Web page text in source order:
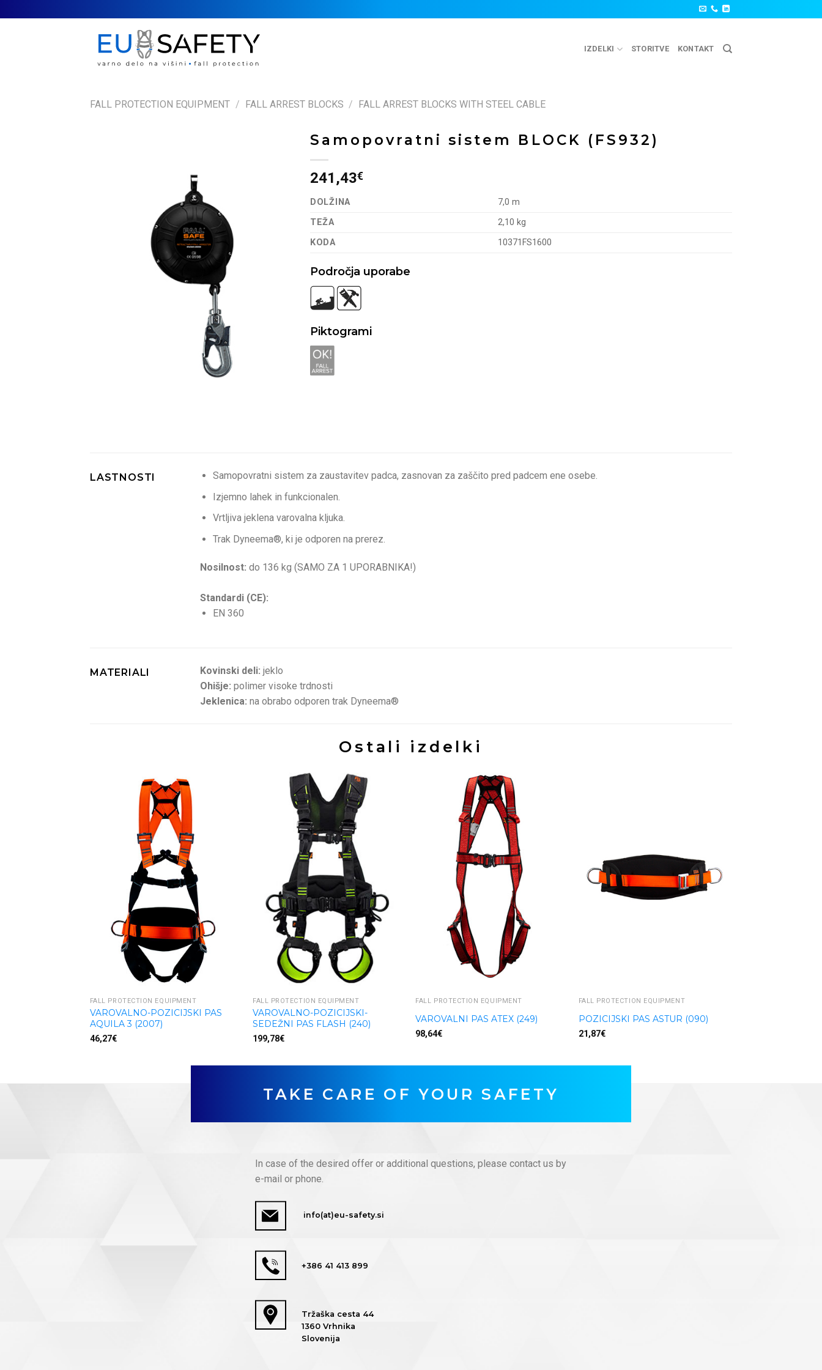
to
IZDELKI STORITVE KONTAKT
FALL PROTECTION EQUIPMENT / FALL ARREST BLOCKS / FALL ARREST BLOCKS WITH STEEL CABLE
Samopovratni sistem BLOCK (FS932)
241,43€
DOLŽINA
7,0 m
TEŽA
2,10 kg
KODA
10371FS1600
Področja uporabe
Piktogrami
LASTNOSTI
Samopovratni sistem za zaustavitev padca, zasnovan za zaščito pred padcem ene osebe.
Izjemno lahek in funkcionalen.
Vrtljiva jeklena varovalna kljuka.
Trak Dyneema®, ki je odporen na prerez.
Nosilnost: do 136 kg (SAMO ZA 1 UPORABNIKA!)
Standardi (CE):
EN 360
MATERIALI Kovinski deli: jeklo
Ohišje: polimer visoke trdnosti
Jeklenica: na obrabo odporen trak Dyneema®
Ostali izdelki
FALL PROTECTION EQUIPMENT
VAROVALNO-POZICIJSKI PAS
AQUILA 3 (2007)
46,27€
FALL PROTECTION EQUIPMENT
VAROVALNO-POZICIJSKI-
SEDEŽNI PAS FLASH (240)
199,78€
FALL PROTECTION EQUIPMENT
VAROVALNI PAS ATEX (249)
98,64€
FALL PROTECTION EQUIPMENT
POZICIJSKI PAS ASTUR (090)
21,87€
TAKE CARE OF YOUR SAFETY
In case of the desired offer or additional questions, please contact us by
e-mail or phone.
info(at)eu-safety.si
+386 41 413 899
Tržaška cesta 44
1360 Vrhnika
Slovenija